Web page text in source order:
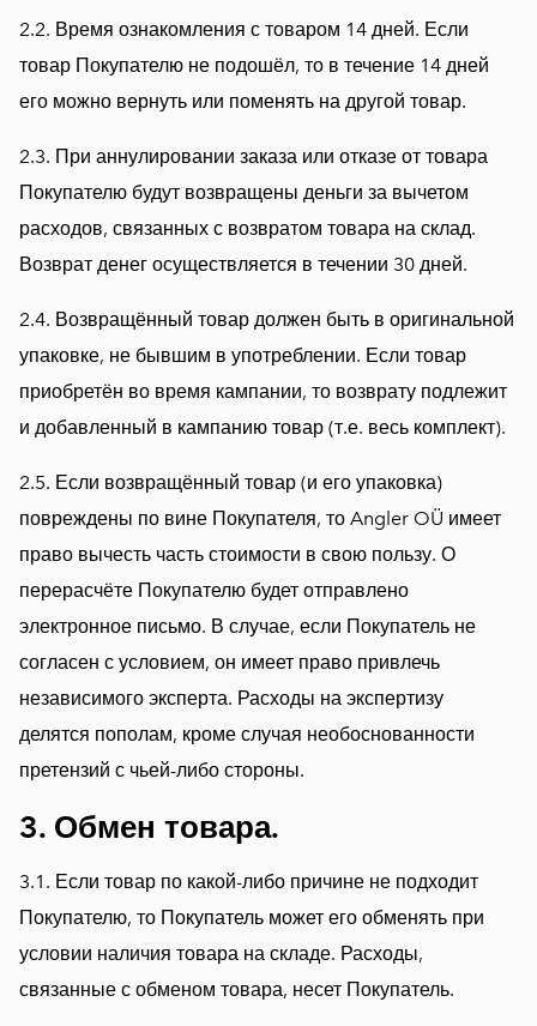
2.2. Время ознакомления с товаром 14 дней. Если
товар Покупателю не подошёл, то в течение 14 дней
его можно вернуть или поменять на другой товар.
2.3. При аннулировании заказа или отказе от товара
Покупателю будут возвращены деньги за вычетом
расходов, связанных с возвратом товара на склад.
Возврат денег осуществляется в течении 30 дней.
2.4. Возвращённый товар должен быть в оригинальной
упаковке, не бывшим в употреблении. Если товар
приобретён во время кампании, то возврату подлежит
и добавленный в кампанию товар (т.е. весь комплект).
2.5. Если возвращённый товар (и его упаковка)
повреждены по вине Покупателя, то Angler OÜ имеет
право вычесть часть стоимости в свою пользу. О
перерасчёте Покупателю будет отправлено
электронное письмо. В случае, если Покупатель не
согласен с условием, он имеет право привлечь
независимого эксперта. Расходы на экспертизу
делятся пополам, кроме случая необоснованности
претензий с чьей-либо стороны.
3. Обмен товара.
3.1. Если товар по какой-либо причине не подходит
Покупателю, то Покупатель может его обменять при
условии наличия товара на складе. Расходы,
связанные с обменом товара, несет Покупатель.